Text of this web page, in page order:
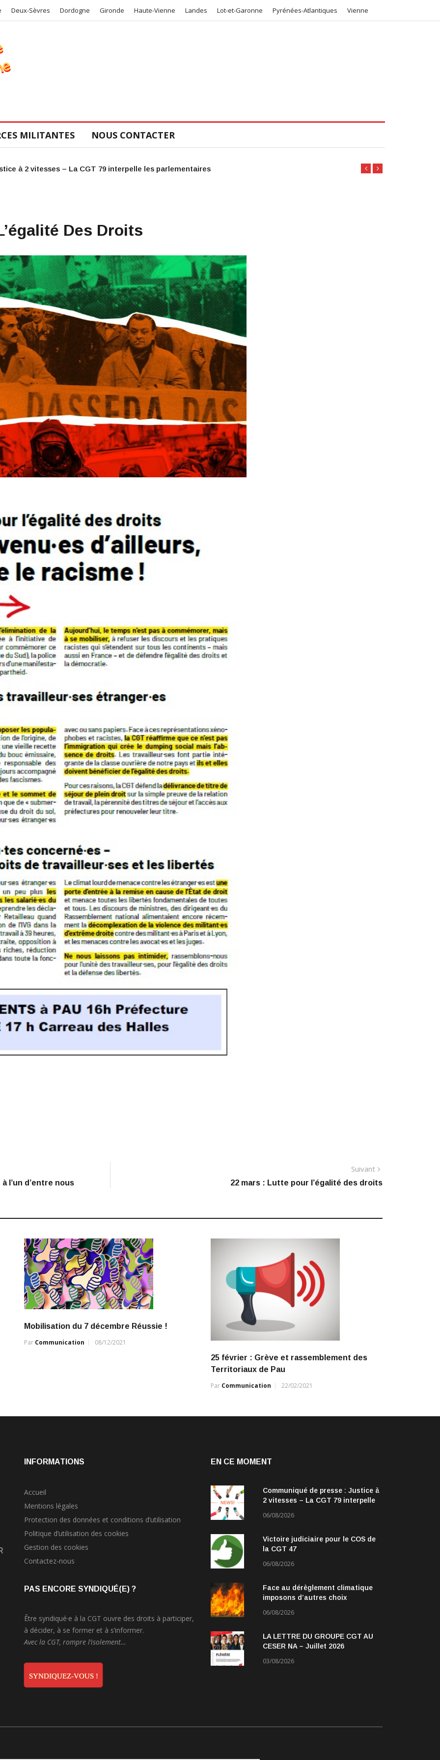
Deux-Sèvres Dordogne Gironde Haute-Vienne Landes Lot-et-Garonne Pyrénées-Atlantiques Vienne
MILITANTES NOUS CONTACTER
de la CGT 47
Des Droits
l’un d’entre nous
Suivant
suivant
22 mars : Lutte pour l’égalité des droits
Mobilisation du 7 décembre Réussie !
Par Communication
08/12/2021
25 février : Grève et rassemblement des
Territoriaux de Pau
Par Communication 22/02/2021
INFORMATIONS
Accueil
Mentions légales
Protection des données et conditions d’utilisation
Politique d’utilisation des cookies
Gestion des cookies
Contactez-nous
PAS ENCORE SYNDIQUÉ(E) ?
Être syndiqué·e à la CGT ouvre des droits à participer,
à décider, à se former et à s’informer.
Avec la CGT, rompre l’isolement…
SYNDIQUEZ-VOUS !
EN CE MOMENT
Communiqué de presse : Justice à
2 vitesses – La CGT 79 interpelle
06/08/2026
Victoire judiciaire pour le COS de
la CGT 47
06/08/2026
Face au dérèglement climatique
imposons d’autres choix
06/08/2026
LA LETTRE DU GROUPE CGT AU
CESER NA – Juillet 2026
03/08/2026